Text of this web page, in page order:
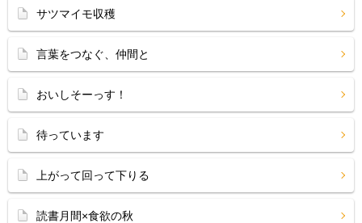
サツマイモ収穫
言葉をつなぐ、仲間と
おいしそーっす！
待っています
上がって回って下りる
読書月間×食欲の秋